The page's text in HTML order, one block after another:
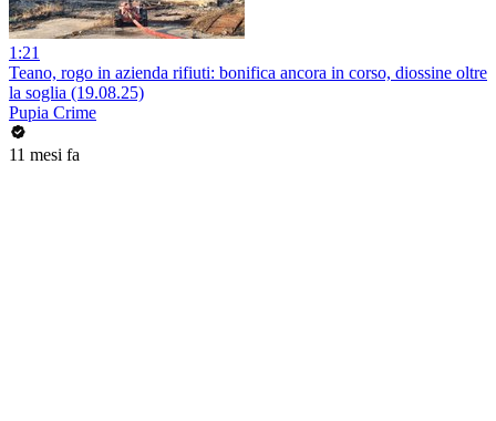
1:21
Teano, rogo in azienda rifiuti: bonifica ancora in corso, diossine oltre
la soglia (19.08.25)
Pupia Crime
11 mesi fa